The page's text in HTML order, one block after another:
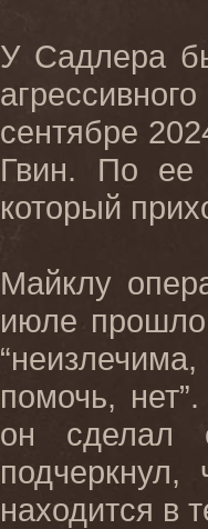
У Садлера
сентябре
Гвин. По ее
который
Майклу
июле
помочь,
он сделал
находится в